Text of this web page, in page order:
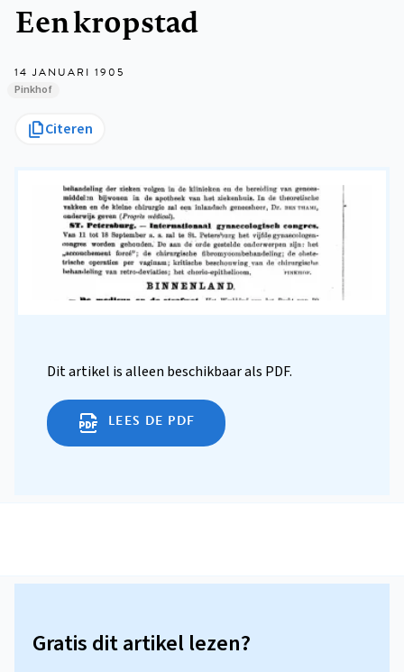
Een kropstad
14 JANUARI 1905
Pinkhof
Citeren
Dit artikel is alleen beschikbaar als PDF.
LEES DE PDF
Gratis dit artikel lezen?